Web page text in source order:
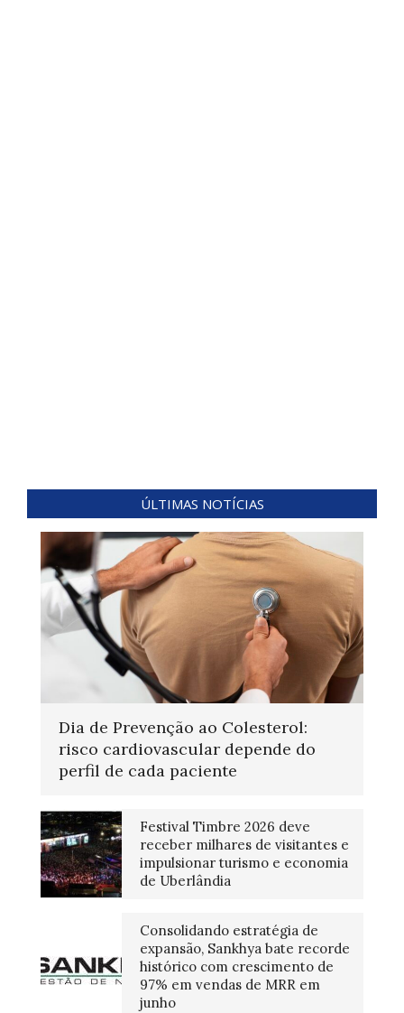
ÚLTIMAS NOTÍCIAS
Dia de Prevenção ao Colesterol:
risco cardiovascular depende do
perfil de cada paciente
Festival Timbre 2026 deve
receber milhares de visitantes e
impulsionar turismo e economia
de Uberlândia
Consolidando estratégia de
expansão, Sankhya bate recorde
histórico com crescimento de
97% em vendas de MRR em
junho